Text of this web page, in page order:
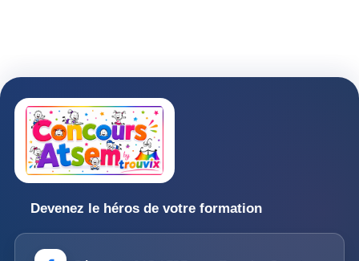
Devenez le héros de votre formation